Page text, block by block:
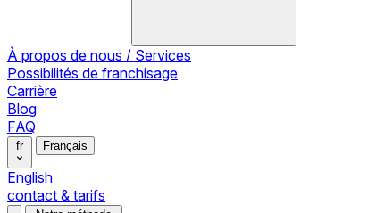
À propos de nous / Services
Possibilités de franchisage
Carrière
Blog
FAQ
fr Français
English
contact & tarifs